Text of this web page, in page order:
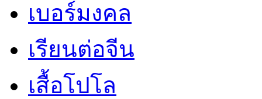
เบอร์มงคล
เรียนต่อจีน
เสื้อโปโล